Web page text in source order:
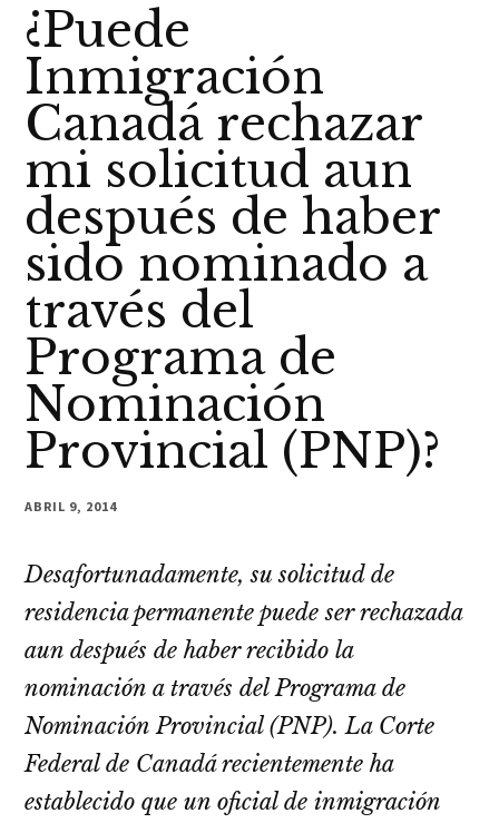
¿Puede
Inmigración
Canadá rechazar
mi solicitud aun
después de haber
sido nominado a
través del
Programa de
Nominación
Provincial (PNP)?
ABRIL 9, 2014
Desafortunadamente, su solicitud de
residencia permanente puede ser rechazada
aun después de haber recibido la
nominación a través del Programa de
Nominación Provincial (PNP). La Corte
Federal de Canadá recientemente ha
establecido que un oficial de inmigración